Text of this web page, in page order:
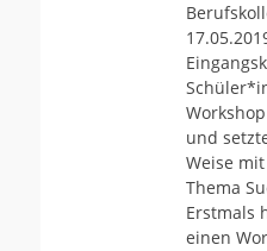
und
Weise
Thema
Erstmals
einen